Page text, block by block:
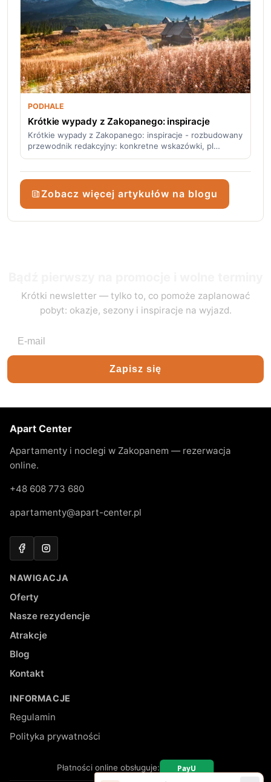
PODHALE
Krótkie wypady z Zakopanego: inspiracje
Krótkie wypady z Zakopanego: inspiracje - rozbudowany
przewodnik redakcyjny: konkretne wskazówki, pl…
Zobacz więcej artykułów na blogu
Krótki newsletter — tylko to, co pomoże zaplanować
pobyt: okazje, sezony i inspiracje na wyjazd.
Adres e-mail
Zapisz się
Apart Center
Apartamenty i noclegi w Zakopanem — rezerwacja
online.
+48 608 773 680
apartamenty@apart-center.pl
FacebookInstagram
NAWIGACJA
Oferty
Nasze rezydencje
Atrakcje
Blog
Kontakt
INFORMACJE
Regulamin
Polityka prywatności
Płatności online obsługuje: